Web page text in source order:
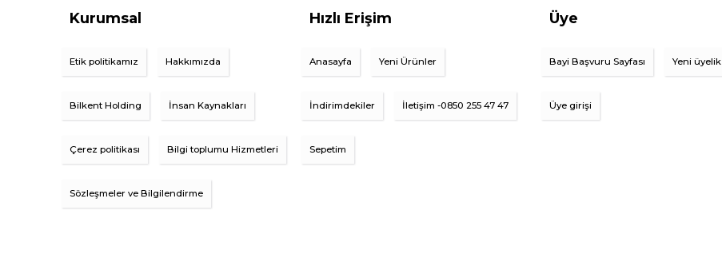
Kurumsal
Etik politikamız Hakkımızda
Bilkent Holding İnsan Kaynakları
Çerez politikası Bilgi toplumu Hizmetleri
Sözleşmeler ve Bilgilendirme
Hızlı Erişim
Anasayfa Yeni Ürünler
İndirimdekiler İletişim -0850 255 47 47
Sepetim
Üye
Bayi Başvuru Sayfası Yeni üyelik
Üye girişi